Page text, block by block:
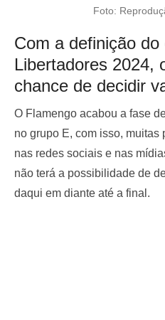
Foto:
Com a definição
Libertadores 2024,
chance de decidir
O Flamengo acabou a fase
no grupo E, com isso,
nas redes sociais e nas
não terá a possibilidade de
daqui em diante até a final.